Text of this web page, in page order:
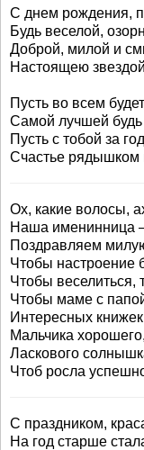
С днем рождения,
Будь веселой,
Доброй, милой и
Настоящею
Пусть во всем
Самой лучшей будь
Пусть с тобой за
Счастье рядышком
Ох, какие волосы,
Наша именинница
Поздравляем
Чтобы настроение
Чтобы веселиться,
Чтобы маме с
Интересных
Мальчика
Ласкового
Чтоб росла
С праздником,
На год старше